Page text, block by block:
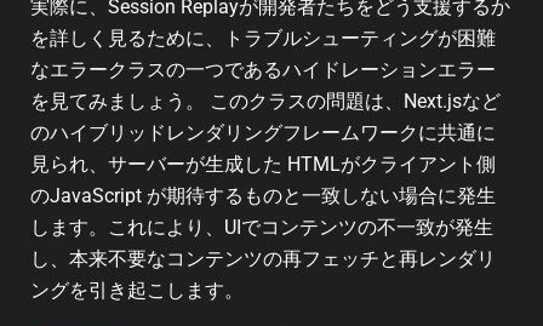
実際に、Session Replayが開発者たちをどう支援するか
を詳しく見るために、トラブルシューティングが困難
なエラークラスの一つであるハイドレーションエラー
を見てみましょう。 このクラスの問題は、Next.jsなど
のハイブリッドレンダリングフレームワークに共通に
見られ、サーバーが生成した HTMLがクライアント側
のJavaScript が期待するものと一致しない場合に発生
します。これにより、UIでコンテンツの不一致が発生
し、本来不要なコンテンツの再フェッチと再レンダリ
ングを引き起こします。